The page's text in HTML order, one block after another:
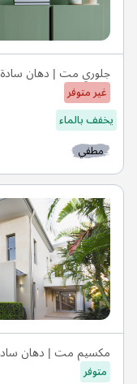
جلوري مت | دهان
غير متوفر
يخفف بالماء
مطفي
مكسيم مت | دهان
متوفر